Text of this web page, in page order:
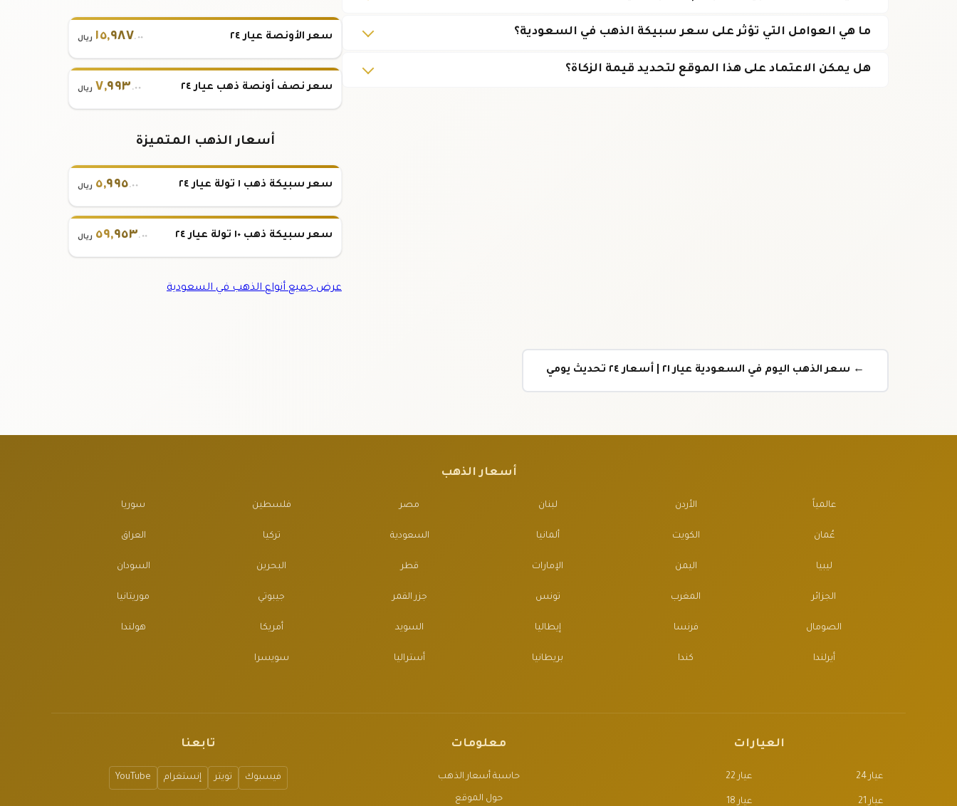
ما هي العوامل التي تؤثر على سعر سبيكة الذهب في السعودية؟
هل يمكن الاعتماد على هذا الموقع لتحديد قيمة الزكاة؟
سعر الأونصة عيار ٢٤ ١٥,٩٨٧.٠٠ ريال
سعر نصف أونصة ذهب عيار ٢٤ ٧,٩٩٣ .٠٠ ريال
أسعار الذهب المتميزة
سعر سبيكة ذهب ١ تولة عيار ٢٤ ٥,٩٩٥.٠٠ ريال
سعر سبيكة ذهب ١٠ تولة عيار ٢٤ ٥٩,٩٥٣.٠٠ ريال
عرض جميع أنواع الذهب في السعودية
← سعر الذهب اليوم في السعودية عيار ٢١ | أسعار ٢٤ تحديث يومي
أسعار الذهب
عالمياً الأردن لبنان مصر فلسطين سوريا
عُمان الكويت ألمانيا السعودية تركيا العراق
ليبيا اليمن الإمارات قطر البحرين السودان
الجزائر المغرب تونس جزر القمر جيبوتي موريتانيا
الصومال فرنسا إيطاليا السويد أمريكا هولندا
أيرلندا كندا بريطانيا أستراليا سويسرا
العيارات
عيار 24 عيار 22
عيار 21 عيار 18
معلومات
حاسبة أسعار الذهب
حول الموقع
تابعنا
فيسبوك تويتر إنستغرام YouTube